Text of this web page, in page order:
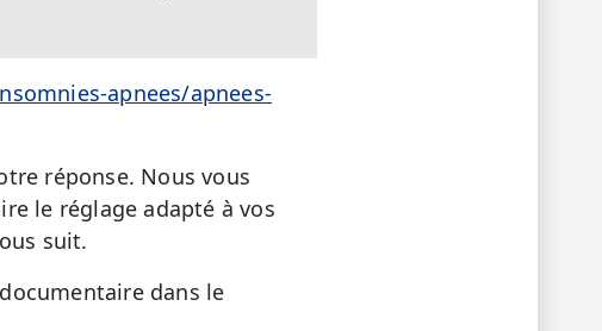
apnees/apnees-
réponse. Nous vous
le réglage adapté à vos
suit.
dans le